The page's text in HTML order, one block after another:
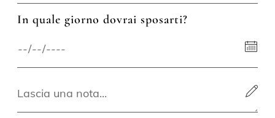
In quale giorno dovrai sposarti?